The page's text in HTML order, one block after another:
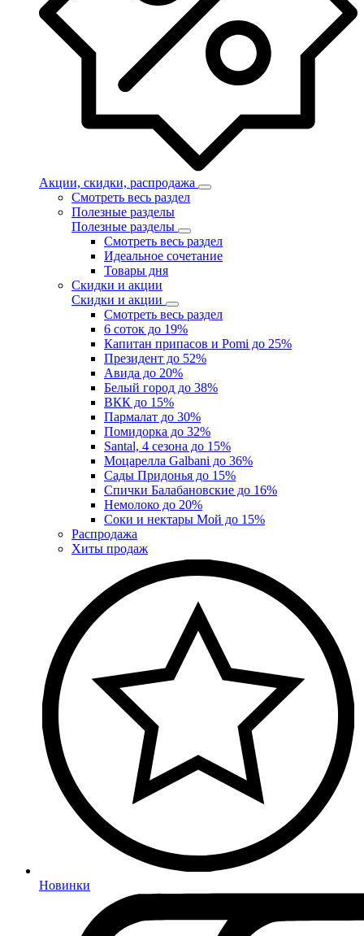
Акции, скидки, распродажа
Смотреть весь раздел
Полезные разделы
Полезные разделы
Смотреть весь раздел
Идеальное сочетание
Товары дня
Скидки и акции
Скидки и акции
Смотреть весь раздел
6 соток до 19%
Капитан припасов и Pomi до 25%
Президент до 52%
Авида до 20%
Белый город до 38%
ВКК до 15%
Пармалат до 30%
Помидорка до 32%
Santal, 4 сезона до 15%
Моцарелла Galbani до 36%
Сады Придонья до 15%
Спички Балабановские до 16%
Немолоко до 20%
Соки и нектары Мой до 15%
Распродажа
Хиты продаж
Новинки